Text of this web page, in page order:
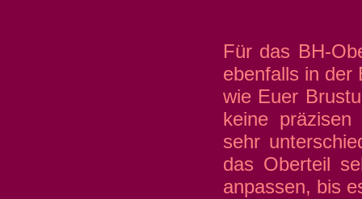
Für das BH-
ebenfalls in der
wie Euer
keine
sehr
das Oberteil
anpassen, bis